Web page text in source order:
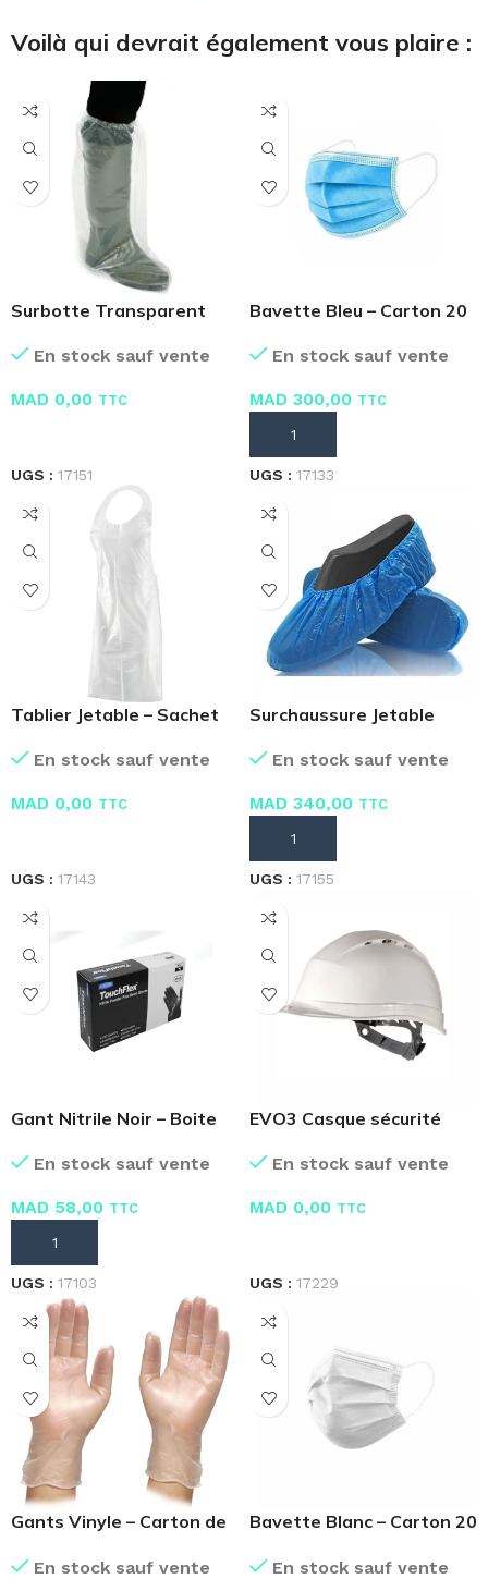
Voilà qui devrait également vous plaire :
Surbotte Transparent
En stock sauf vente
MAD 0,00 TTC
UGS : 17151
Bavette Bleu – Carton 20
En stock sauf vente
MAD 300,00 TTC
AJOUTER AU PANIER
UGS : 17133
Tablier Jetable – Sachet
En stock sauf vente
MAD 0,00 TTC
UGS : 17143
Surchaussure Jetable
Sachets 100
En stock sauf vente
MAD 340,00 TTC
AJOUTER AU PANIER
UGS : 17155
Gant Nitrile Noir – Boite
En stock sauf vente
MAD 58,00 TTC
AJOUTER AU PANIER
UGS : 17103
EVO3 Casque sécurité
En stock sauf vente
MAD 0,00 TTC
UGS : 17229
Gants Vinyle – Carton de
En stock sauf vente
Bavette Blanc – Carton 20
En stock sauf vente